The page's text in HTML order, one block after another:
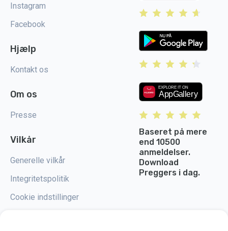
Instagram
Facebook
Hjælp
Kontakt os
Om os
Presse
Vilkår
Generelle vilkår
Integritetspolitik
Cookie indstillinger
Baseret på mere
end 10500
anmeldelser.
Download
Preggers i dag.